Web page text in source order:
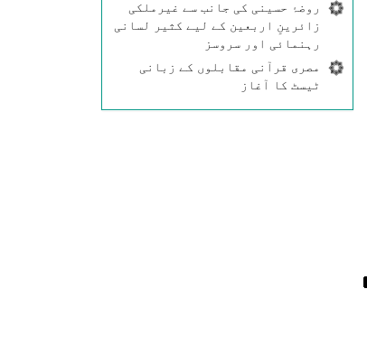
روضۂ حسینی کی جانب سے غیرملکی
زائرینِ اربعین کے لیے کثیر لسانی
رہنمائی اور سروسز
مصری قرآنی مقابلوں کے زبانی
ٹیسٹ کا آغاز